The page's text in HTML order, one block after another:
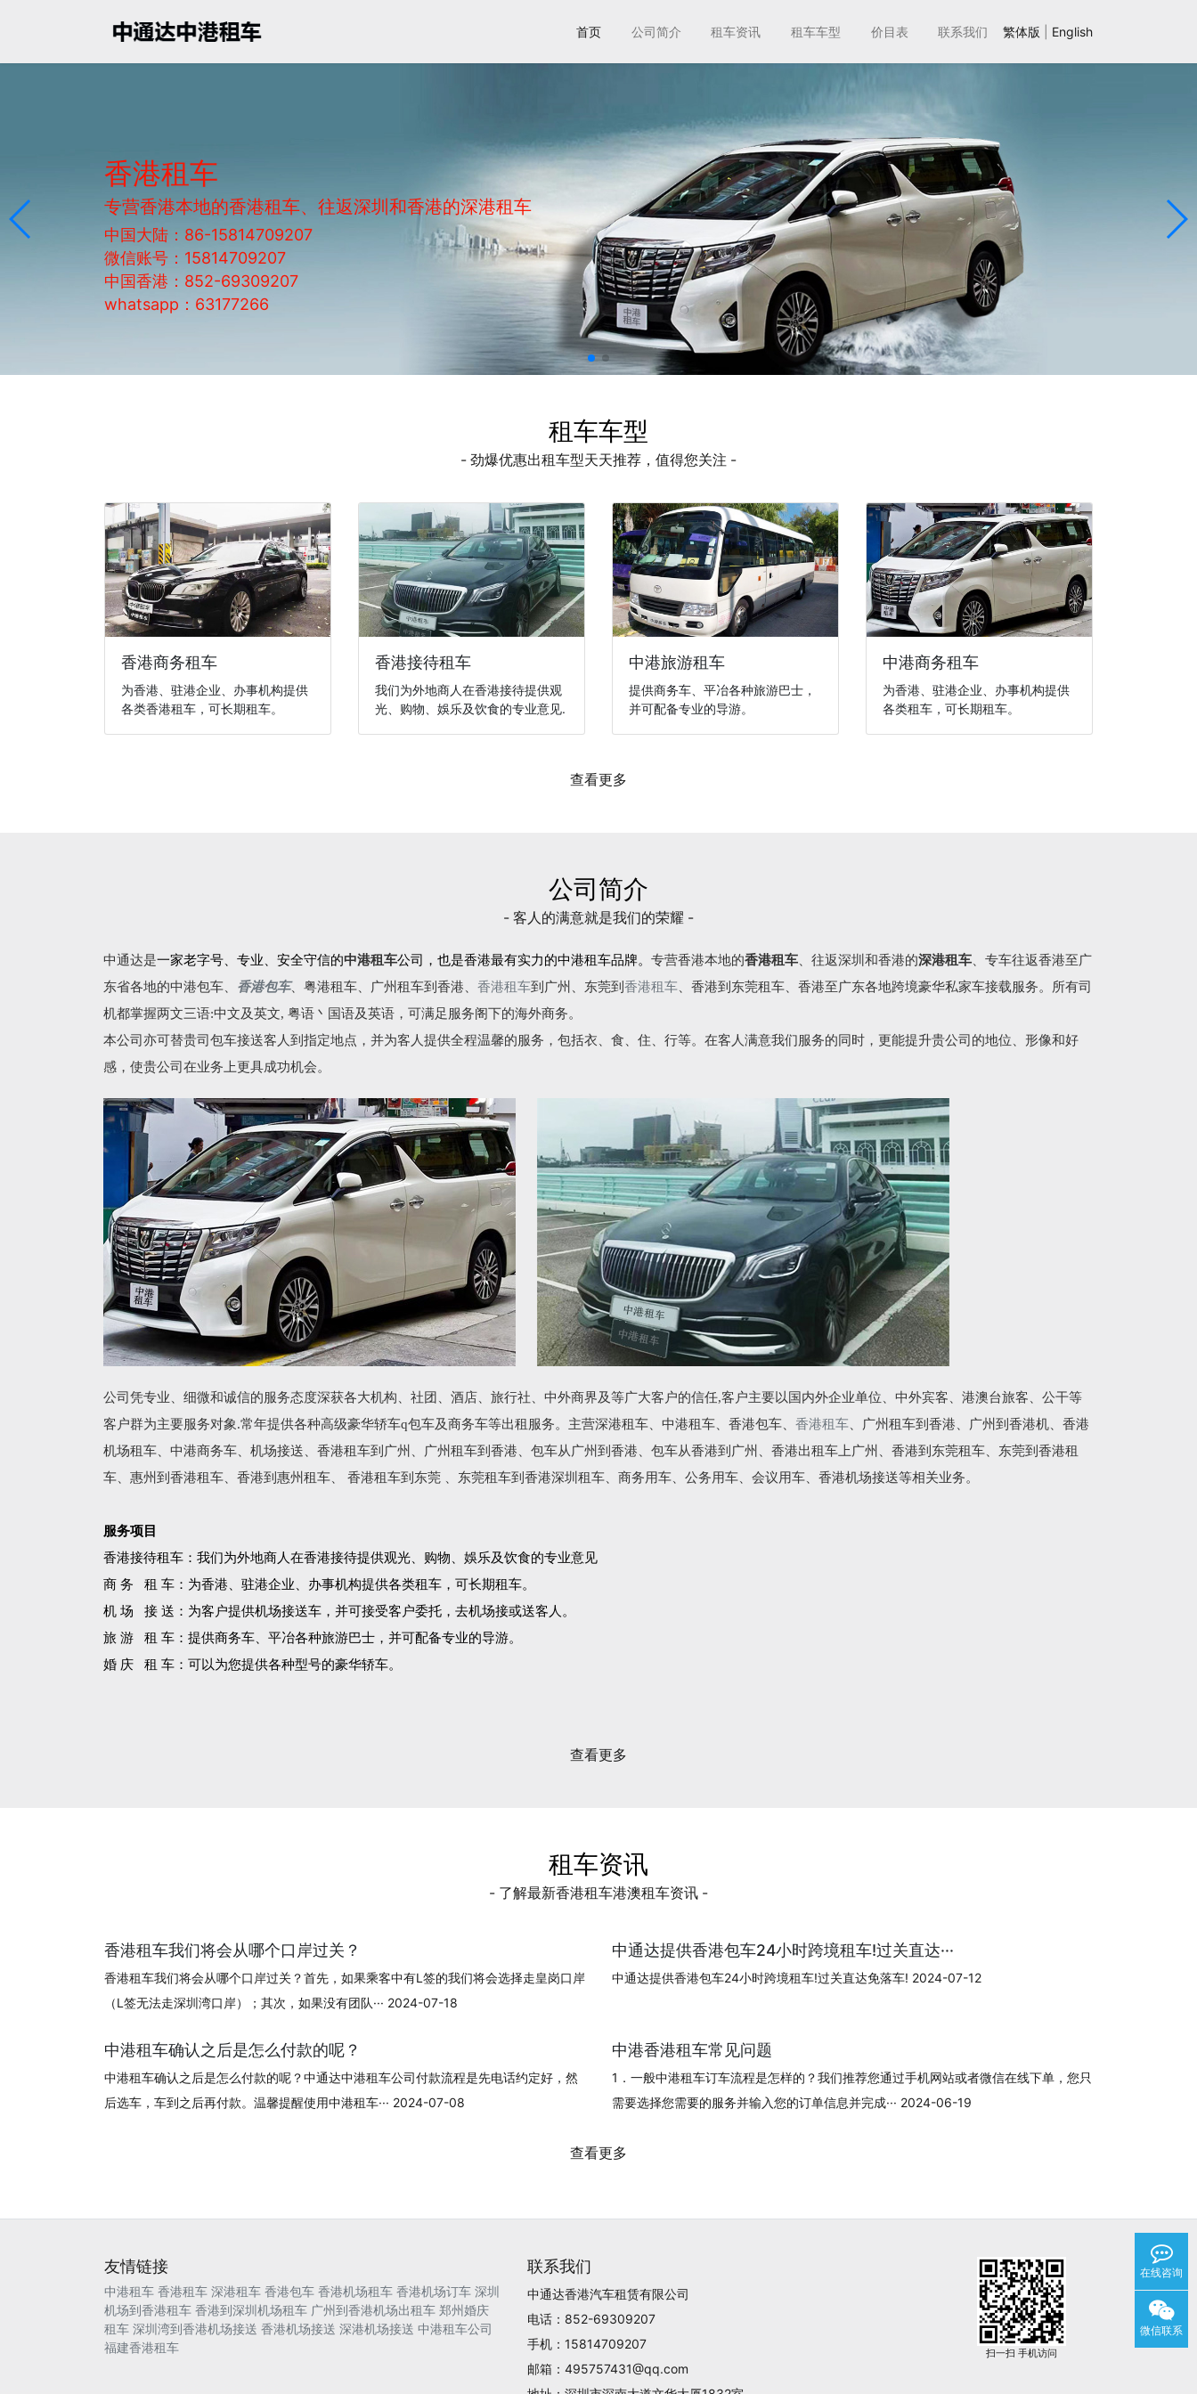
首页 公司简介 租车资讯 租车车型 价目表 联系我们 繁体版 English
香港租车
专营香港本地的香港租车、往返深圳和香港的深港租车
中国大陆：86-15814709207
微信账号：15814709207
中国香港：852-69309207
whatsapp：63177266
租车车型
- 劲爆优惠出租车型天天推荐，值得您关注 -
香港商务租车
为香港、驻港企业、办事机构提供
各类香港租车，可长期租车。
香港接待租车
我们为外地商人在香港接待提供观
光、购物、娛乐及饮食的专业意见.
中港旅游租车
提供商务车、平冶各种旅游巴士，
并可配备专业的导游。
中港商务租车
为香港、驻港企业、办事机构提供
各类租车，可长期租车。
查看更多
公司简介
- 客人的满意就是我们的荣耀 -
中通达是一家老字号、专业、安全守信的中港租车公司，也是香港最有实力的中港租车品牌。 专营香港本地的香港租车 、往返深圳和香港的深港租车 、专车往返香港至广
东省各地的中港包车 香港包车、 粤港租车 、广州租车到香港、 香港租车到广州、东莞到 香港租车 、香港到东莞租车、香港至广东各地跨境豪华私家车接载服务。所有司
机都掌握两文三语:中文及英文, 粤语丶国语及英语，可满足服务阁下的海外商务。
本公司亦可替贵司包车接送客人到指定地点，并为客人提供全程温馨的服务，包括衣、食、住、行等。在客人满意我们服务的同时，更能提升贵公司的地位、形像和好
感，使贵公司在业务上更具成功机会。
公司凭专业、细微和诚信的服务态度深获各大机构、社团、酒店、旅行社、中外商界及等广大客户的信任,客户主要以国内外企业单位、中外宾客、港澳台旅客、公干等
客户群为主要服务对象.常年提供各种高级豪华轿车q包车及商务车等出租服务。主营深港租车、中港租车、香港包车、 香港租车 、广州租车到香港、广州到香港机、香港
机场租车、中港商务车、机场接送、香港租车到广州、广州租车到香港、包车从广州到香港、包车从香港到广州、香港出租车上广州、香港到东莞租车、东莞到香港租
车、惠州到香港租车、香港到惠州租车、 香港租车到东莞 、东莞租车到香港深圳租车、商务用车、公务用车、会议用车、香港机场接送等相关业务。
服务项目
香港接待租车：我们为外地商人在香港接待提供观光、购物、娛乐及饮食的专业意见
商 务 租 车：为香港、驻港企业、办事机构提供各类租车，可长期租车。
机 场 接 送：为客户提供机场接送车，并可接受客户委托，去机场接或送客人。
旅 游 租 车：提供商务车、平冶各种旅游巴士，并可配备专业的导游。
婚 庆 租 车：可以为您提供各种型号的豪华轿车。
查看更多
租车资讯
- 了解最新香港租车港澳租车资讯 -
香港租车我们将会从哪个口岸过关？
香港租车我们将会从哪个口岸过关？首先，如果乘客中有L签的我们将会选择走皇岗口岸
（L签无法走深圳湾口岸）；其次，如果没有团队··· 2024-07-18
中通达提供香港包车24小时跨境租车!过关直达···
中通达提供香港包车24小时跨境租车!过关直达免落车! 2024-07-12
中港租车确认之后是怎么付款的呢？
中港租车确认之后是怎么付款的呢？中通达中港租车公司付款流程是先电话约定好，然
后选车，车到之后再付款。温馨提醒使用中港租车··· 2024-07-08
中港香港租车常见问题
1．一般中港租车订车流程是怎样的？我们推荐您通过手机网站或者微信在线下单，您只
需要选择您需要的服务并输入您的订单信息并完成··· 2024-06-19
查看更多
友情链接
中港租车 香港租车 深港租车 香港包车 香港机场租车 香港机场订车 深圳
机场到香港租车 香港到深圳机场租车 广州到香港机场出租车 郑州婚庆
租车 深圳湾到香港机场接送 香港机场接送 深港机场接送 中港租车公司
福建香港租车
联系我们
中通达香港汽车租赁有限公司
电话：852-69309207
手机：15814709207
邮箱：495757431@qq.com
扫一扫 手机访问
在线咨询
微信联系